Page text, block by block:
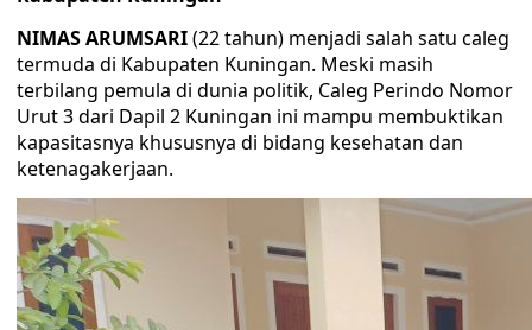
NIMAS ARUMSARI(22 tahun) menjadi salah satu caleg
termuda di Kabupaten Kuningan. Meski masih
terbilang pemula di dunia politik, Caleg Perindo Nomor
Urut 3 dari Dapil 2 Kuningan ini mampu membuktikan
kapasitasnya khususnya di bidang kesehatan dan
ketenagakerjaan.